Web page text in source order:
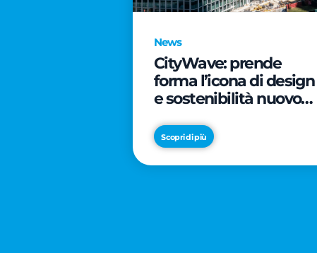
News
CityWave: prende
forma l’icona di design
e sostenibilità nuovo
Scopri di più